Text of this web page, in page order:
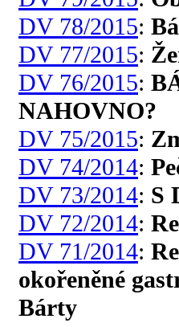
DV 78/2015:
DV 77/2015:
DV 76/2015:
NAHOVNO?
DV 75/2015:
DV 74/2014:
DV 73/2014: S
DV 72/2014:
DV 71/2014:
okořeněné
Bárty